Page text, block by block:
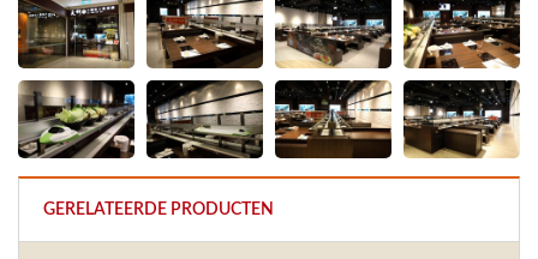
GERELATEERDE PRODUCTEN